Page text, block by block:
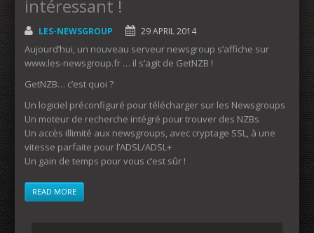
intéressant !
LES-NEWSGROUP 29 APRIL 2014
Aujourd’hui, un nouveau serveur newsgroup s’affiche sur
www.les-newsgroup.fr … il s’agit de GetNZB !
GetNZB… c’est quoi ?
Un logiciel préconfiguré pour télécharger sur les Newsgroups
Un moteur de recherche intégré pour trouver des NZBs
Un accès illimité aux newsgroups, avec cryptage SSL, à une
vitesse parfaite pour l’ADSL/ADSL+
Un gain de temps pour vous c’est sûr !
READ MORE